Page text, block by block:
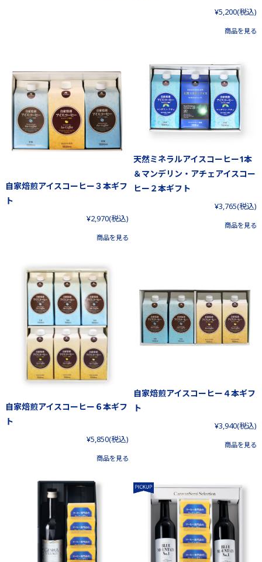
¥5,200(税込)
商品を見る
自家焙煎アイスコーヒー３本ギフ
ト
¥2,970(税込)
商品を見る
天然ミネラルアイスコーヒー1本
＆マンデリン・アチェアイスコー
ヒー２本ギフト
¥3,765(税込)
商品を見る
自家焙煎アイスコーヒー６本ギフ
ト
¥5,850(税込)
商品を見る
自家焙煎アイスコーヒー４本ギフ
ト
¥3,940(税込)
商品を見る